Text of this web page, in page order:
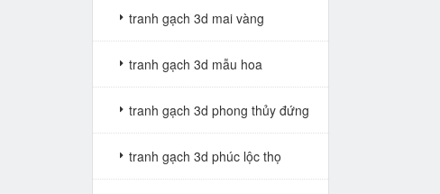
tranh gạch 3d mai vàng
tranh gạch 3d mẫu hoa
tranh gạch 3d phong thủy đứng
tranh gạch 3d phúc lộc thọ